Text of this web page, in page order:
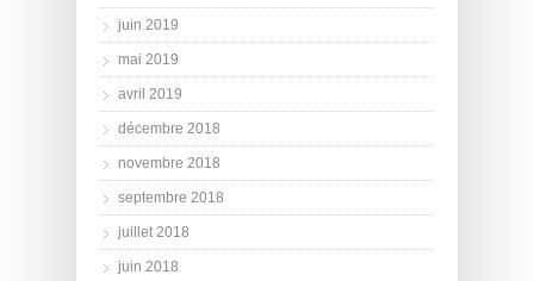
juin 2019
mai 2019
avril 2019
décembre 2018
novembre 2018
septembre 2018
juillet 2018
juin 2018